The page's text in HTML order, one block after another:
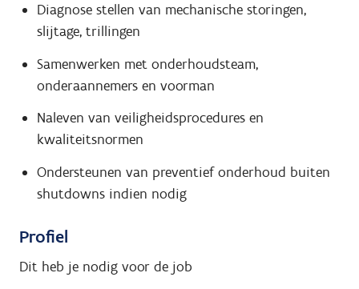
Diagnose stellen van mechanische storingen,
slijtage, trillingen
Samenwerken met onderhoudsteam,
onderaannemers en voorman
Naleven van veiligheidsprocedures en
kwaliteitsnormen
Ondersteunen van preventief onderhoud buiten
shutdowns indien nodig
Profiel
Dit heb je nodig voor de job